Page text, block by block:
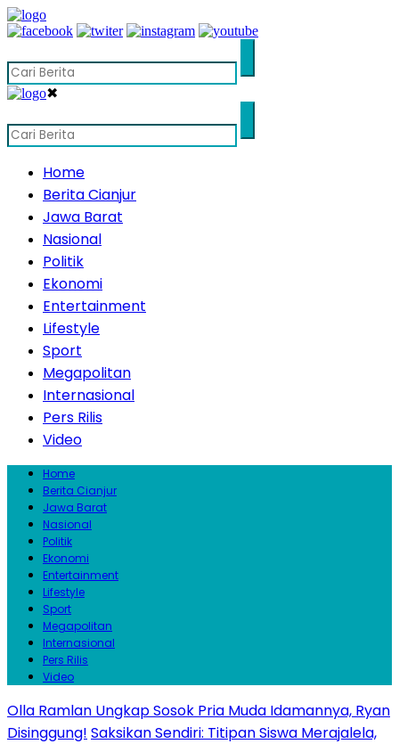
✖
Home
Berita Cianjur
Jawa Barat
Nasional
Politik
Ekonomi
Entertainment
Lifestyle
Sport
Megapolitan
Internasional
Pers Rilis
Video
Home
Berita Cianjur
Jawa Barat
Nasional
Politik
Ekonomi
Entertainment
Lifestyle
Sport
Megapolitan
Internasional
Pers Rilis
Video
Olla Ramlan Ungkap Sosok Pria Muda Idamannya, Ryan
Disinggung! Saksikan Sendiri: Titipan Siswa Merajalela,